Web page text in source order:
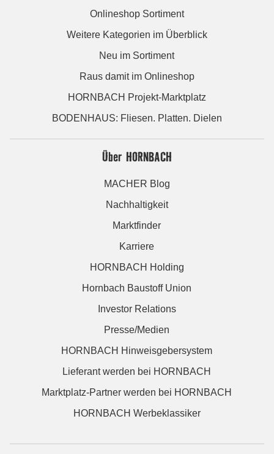
Onlineshop Sortiment
Weitere Kategorien im Überblick
Neu im Sortiment
Raus damit im Onlineshop
HORNBACH Projekt-Marktplatz
BODENHAUS: Fliesen. Platten. Dielen
Über HORNBACH
MACHER Blog
Nachhaltigkeit
Marktfinder
Karriere
HORNBACH Holding
Hornbach Baustoff Union
Investor Relations
Presse/Medien
HORNBACH Hinweisgebersystem
Lieferant werden bei HORNBACH
Marktplatz-Partner werden bei HORNBACH
HORNBACH Werbeklassiker